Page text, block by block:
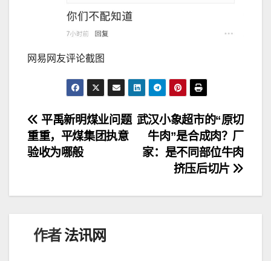
网易网友评论截图
文
章
航
武汉小象超市的“原切
牛肉”是合成肉？厂
家：是不同部位牛肉
挤压后切片
平禹新明煤业问题
重重，平煤集团执意
验收为哪般
作者法讯网